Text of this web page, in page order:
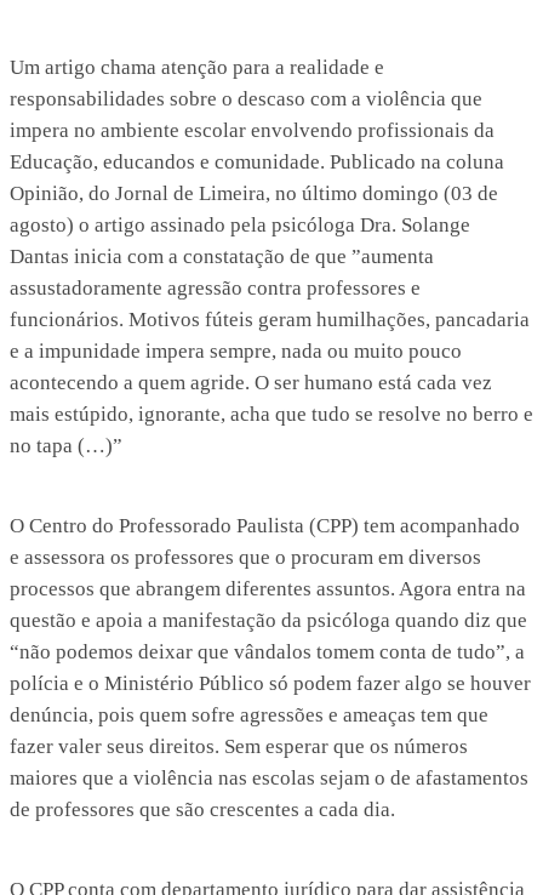
Um artigo chama atenção para a realidade e
responsabilidades sobre o descaso com a violência que
impera no ambiente escolar envolvendo profissionais da
Educação, educandos e comunidade. Publicado na coluna
Opinião, do Jornal de Limeira, no último domingo (03 de
agosto) o artigo assinado pela psicóloga Dra. Solange
Dantas inicia com a constatação de que ”aumenta
assustadoramente agressão contra professores e
funcionários. Motivos fúteis geram humilhações, pancadaria
e a impunidade impera sempre, nada ou muito pouco
acontecendo a quem agride. O ser humano está cada vez
mais estúpido, ignorante, acha que tudo se resolve no berro e
no tapa (…)”
O Centro do Professorado Paulista (CPP) tem acompanhado
e assessora os professores que o procuram em diversos
processos que abrangem diferentes assuntos. Agora entra na
questão e apoia a manifestação da psicóloga quando diz que
“não podemos deixar que vândalos tomem conta de tudo”, a
polícia e o Ministério Público só podem fazer algo se houver
denúncia, pois quem sofre agressões e ameaças tem que
fazer valer seus direitos. Sem esperar que os números
maiores que a violência nas escolas sejam o de afastamentos
de professores que são crescentes a cada dia.
O CPP conta com departamento jurídico para dar assistência